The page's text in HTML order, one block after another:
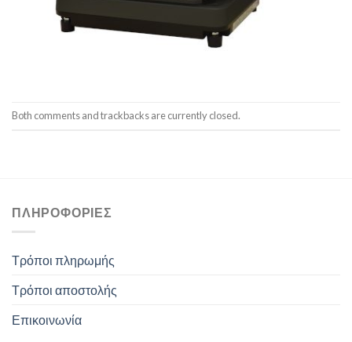
Both comments and trackbacks are currently closed.
ΠΛΗΡΟΦΟΡΊΕΣ
Τρόποι πληρωμής
Τρόποι αποστολής
Επικοινωνία